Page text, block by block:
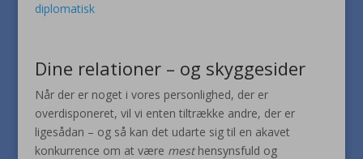
diplomatisk
Dine relationer – og skyggesider
Når der er noget i vores personlighed, der er
overdisponeret, vil vi enten tiltrække andre, der er
ligesådan – og så kan det udarte sig til en akavet
konkurrence om at være mesthensynsfuld og